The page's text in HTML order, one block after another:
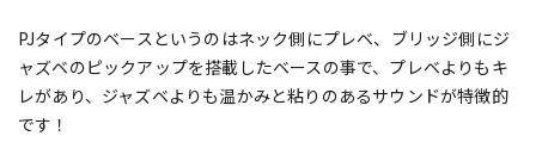
PJタイプのベースというのはネック側にプレベ、ブリッジ側にジ
ャズベのピックアップを搭載したベースの事で、プレベよりもキ
レがあり、ジャズベよりも温かみと粘りのあるサウンドが特徴的
です！